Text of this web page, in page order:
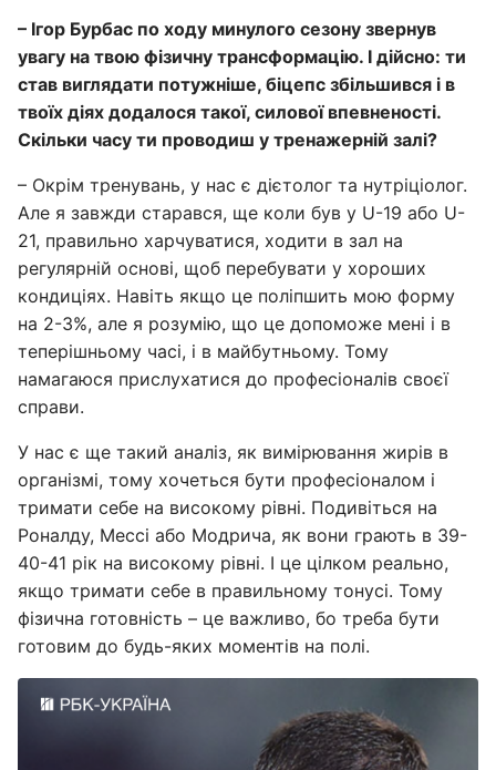
– Ігор Бурбас по ходу минулого сезону звернув
увагу на твою фізичну трансформацію. І дійсно: ти
став виглядати потужніше, біцепс збільшився і в
твоїх діях додалося такої, силової впевненості.
Скільки часу ти проводиш у тренажерній залі?
– Окрім тренувань, у нас є дієтолог та нутріціолог.
Але я завжди старався, ще коли був у U-19 або U-
21, правильно харчуватися, ходити в зал на
регулярній основі, щоб перебувати у хороших
кондиціях. Навіть якщо це поліпшить мою форму
на 2-3%, але я розумію, що це допоможе мені і в
теперішньому часі, і в майбутньому. Тому
намагаюся прислухатися до професіоналів своєї
справи.
У нас є ще такий аналіз, як вимірювання жирів в
організмі, тому хочеться бути професіоналом і
тримати себе на високому рівні. Подивіться на
Роналду, Мессі або Модрича, як вони грають в 39-
40-41 рік на високому рівні. І це цілком реально,
якщо тримати себе в правильному тонусі. Тому
фізична готовність – це важливо, бо треба бути
готовим до будь-яких моментів на полі.